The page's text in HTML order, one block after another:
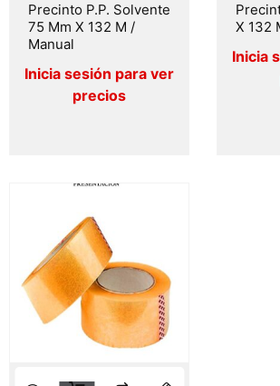
Precinto P.P. Solvente
75 Mm X 132 M /
Manual
X 132